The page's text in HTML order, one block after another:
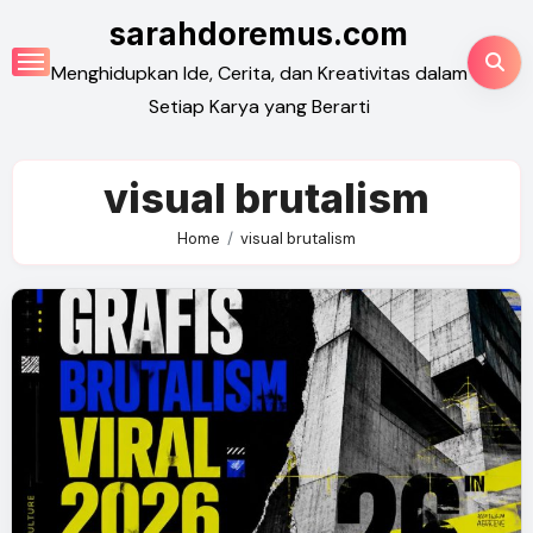
to
content
sarahdoremus.com
Menghidupkan Ide, Cerita, dan Kreativitas dalam
Setiap Karya yang Berarti
visual brutalism
Home visual brutalism